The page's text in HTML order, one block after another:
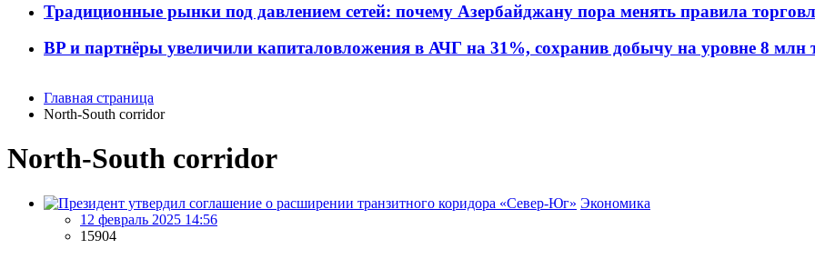
Традиционные рынки под давлением сетей: почему Азербайджану пора менять правила
BP и партнёры увеличили капиталовложения в АЧГ на 31%, сохранив добычу на уровне 8 млн
Главная страница
North-South corridor
North-South corridor
Экономика
12 февраль 2025 14:56
15904